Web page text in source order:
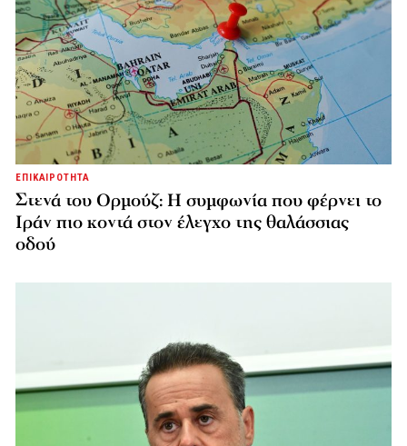
ΕΠΙΚΑΙΡΟΤΗΤΑ
Στενά του Ορμούζ: Η συμφωνία που φέρνει το
Ιράν πιο κοντά στον έλεγχο της θαλάσσιας
οδού